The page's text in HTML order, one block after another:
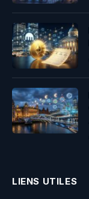
LIENS UTILES